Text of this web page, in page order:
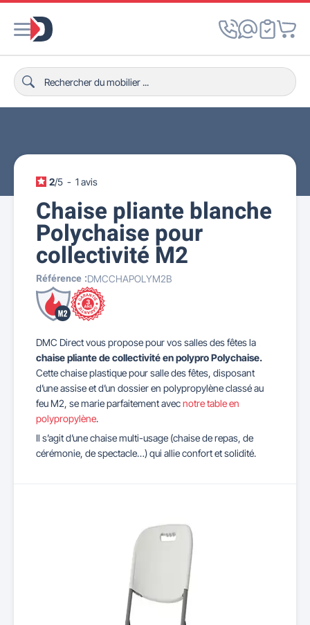
2/5 - 1 avis
Chaise pliante blanche
Polychaise pour
collectivité M2
Référence :DMCCHAPOLYM2B
DMC Direct vous propose pour vos salles des fêtes la
chaise pliante de collectivité en polypro Polychaise.
Cette chaise plastique pour salle des fêtes, disposant
d’une assise et d’un dossier en polypropylène classé au
feu M2, se marie parfaitement avecnotre table en
polypropylène.
Il s’agit d’une chaise multi-usage (chaise de repas, de
cérémonie, de spectacle…) qui allie confort et solidité.